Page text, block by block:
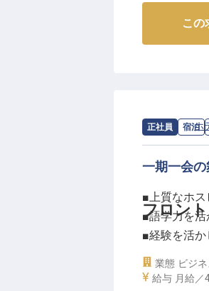
仙台の中心
で、国内外
あなたの力
ーー【一流
物のお預か
経験者歓迎
テルならで
せる環境で
四半期ごと
この
正社員 宿泊
フロン
求人情報：ホ
一期一会
■上質なホ
■語学力を
■経験を活
■グループ内
業態 ビジ
給与 月給／